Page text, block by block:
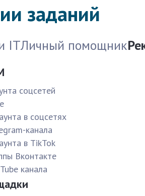
заданий
ITЛичный помощник
соцсетей
в соцсетях
канала
в TikTok
Вконтакте
канала